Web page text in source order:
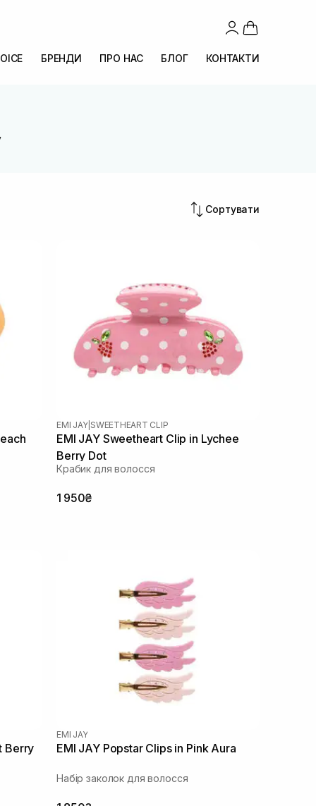
БРЕНДИ ПРО НАС БЛОГ КОНТАКТИ
Сортувати
EMI JAY SWEETHEART CLIP
EMI JAY Sweetheart Clip in Lychee
Berry Dot
Крабик для волосся
1 950₴
Berry
EMI JAY
EMI JAY Popstar Clips in Pink Aura
Набір заколок для волосся